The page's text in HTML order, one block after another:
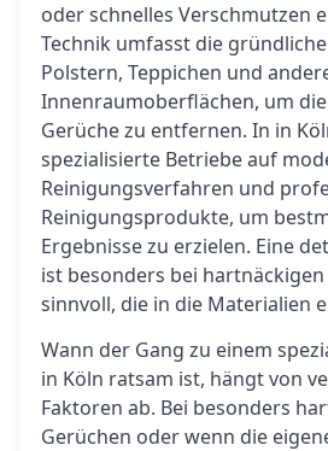
oder schnelles Verschmutzen
Technik umfasst die
Polstern, Teppichen und
Innenraumoberflächen, um
Gerüche zu entfernen. In in
spezialisierte Betriebe auf
Reinigungsverfahren und
Reinigungsprodukte, um
Ergebnisse zu erzielen. Eine
ist besonders bei
sinnvoll, die in die Materialien
Wann der Gang zu einem
in Köln ratsam ist, hängt von
Faktoren ab. Bei besonders
Gerüchen oder wenn die